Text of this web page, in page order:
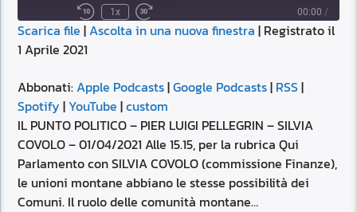
1x 00:00 /
SUBSCRIBE SHARE
Apple Podcasts
YouTube
RSS FEED
SHARE
LINK
EMBED
Scarica file |Ascolta in una nuova finestra | Registrato il
1 Aprile 2021
Abbonati:Apple Podcasts|Google Podcasts| RSS|
Spotify | YouTube |custom
IL PUNTO POLITICO – PIER LUIGI PELLEGRIN – SILVIA
COVOLO – 01/04/2021 Alle 15.15, per la rubrica Qui
Parlamento con SILVIA COVOLO (commissione Finanze),
le unioni montane abbiano le stesse possibilità dei
Comuni. Il ruolo delle comunità montane…